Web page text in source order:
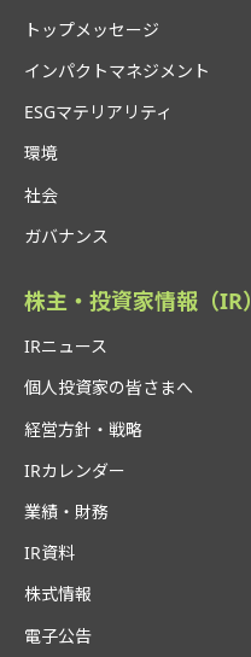
トップメッセージ
インパクトマネジメント
ESGマテリアリティ
環境
社会
ガバナンス
株主・投資家情報（IR）
IRニュース
個人投資家の皆さまへ
経営方針・戦略
IRカレンダー
業績・財務
IR資料
株式情報
電子公告